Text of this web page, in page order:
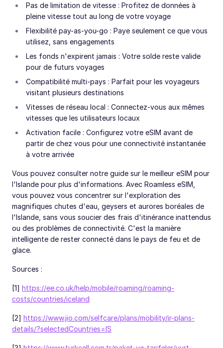
Pas de limitation de vitesse : Profitez de données à
pleine vitesse tout au long de votre voyage
Flexibilité pay-as-you-go : Paye seulement ce que vous
utilisez, sans engagements
Les fonds n'expirent jamais : Votre solde reste valide
pour de futurs voyages
Compatibilité multi-pays : Parfait pour les voyageurs
visitant plusieurs destinations
Vitesses de réseau local : Connectez-vous aux mêmes
vitesses que les utilisateurs locaux
Activation facile : Configurez votre eSIM avant de
partir de chez vous pour une connectivité instantanée
à votre arrivée
Vous pouvez consulter notre guide sur le meilleur eSIM pour
l'Islande pour plus d'informations. Avec Roamless eSIM,
vous pouvez vous concentrer sur l'exploration des
magnifiques chutes d'eau, geysers et aurores boréales de
l'Islande, sans vous soucier des frais d'itinérance inattendus
ou des problèmes de connectivité. C'est la manière
intelligente de rester connecté dans le pays de feu et de
glace.
Sources :
[1] https://ee.co.uk/help/mobile/roaming/roaming-
costs/countries/iceland
[2] https://www.jio.com/selfcare/plans/mobility/ir-plans-
details/?selectedCountries=IS